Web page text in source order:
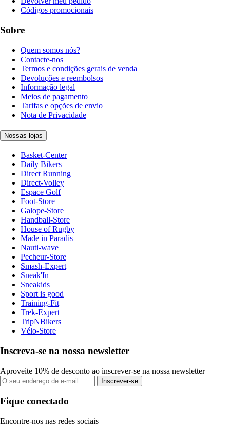
Códigos promocionais
Sobre
Quem somos nós?
Contacte-nos
Termos e condições gerais de venda
Devoluções e reembolsos
Informação legal
Meios de pagamento
Tarifas e opções de envio
Nota de Privacidade
Nossas lojas
Basket-Center
Daily Bikers
Direct Running
Direct-Volley
Espace Golf
Foot-Store
Galope-Store
Handball-Store
House of Rugby
Made in Paradis
Nauti-wave
Pecheur-Store
Smash-Expert
Sneak'In
Sneakids
Sport is good
Training-Fit
Trek-Expert
TripNBikers
Vélo-Store
Inscreva-se na nossa newsletter
Aproveite 10% de desconto ao inscrever-se na nossa newsletter
Inscrever-se
Fique conectado
Encontre-nos nas redes sociais